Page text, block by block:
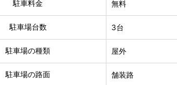
駐車料金 無料
駐車場台数 3台
駐車場の種類 屋外
駐車場の路面 舗装路